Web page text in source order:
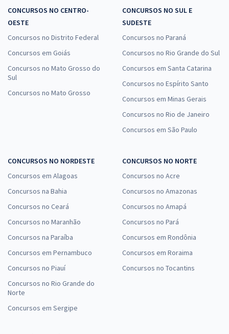
CONCURSOS NO CENTRO-
OESTE
Concursos no Distrito Federal
Concursos em Goiás
Concursos no Mato Grosso do
Sul
Concursos no Mato Grosso
CONCURSOS NO SUL E
SUDESTE
Concursos no Paraná
Concursos no Rio Grande do Sul
Concursos em Santa Catarina
Concursos no Espírito Santo
Concursos em Minas Gerais
Concursos no Rio de Janeiro
Concursos em São Paulo
CONCURSOS NO NORDESTE
Concursos em Alagoas
Concursos na Bahia
Concursos no Ceará
Concursos no Maranhão
Concursos na Paraíba
Concursos em Pernambuco
Concursos no Piauí
Concursos no Rio Grande do
Norte
Concursos em Sergipe
CONCURSOS NO NORTE
Concursos no Acre
Concursos no Amazonas
Concursos no Amapá
Concursos no Pará
Concursos em Rondônia
Concursos em Roraima
Concursos no Tocantins